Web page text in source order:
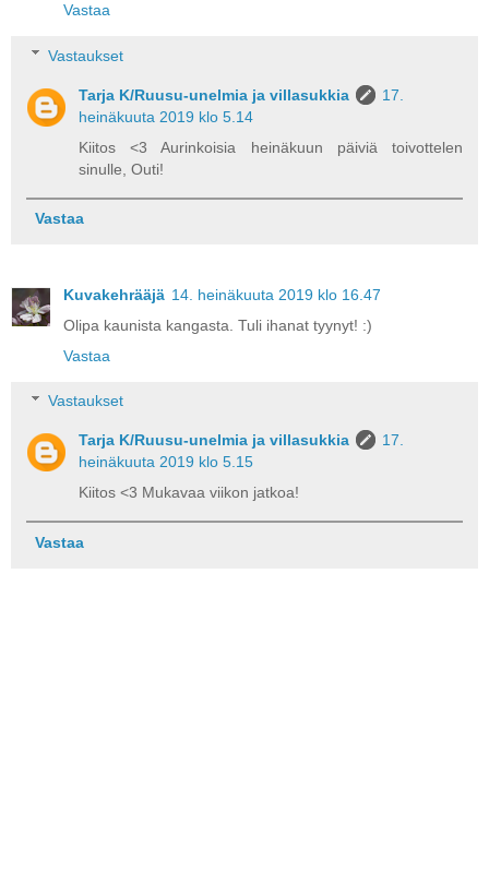
Vastaa
Vastaukset
Tarja K/Ruusu-unelmia ja villasukkia
17.
heinäkuuta 2019 klo 5.14
Kiitos <3 Aurinkoisia heinäkuun päiviä toivottelen
sinulle, Outi!
Vastaa
Kuvakehrääjä 14. heinäkuuta 2019 klo 16.47
Olipa kaunista kangasta. Tuli ihanat tyynyt! :)
Vastaa
Vastaukset
Tarja K/Ruusu-unelmia ja villasukkia
17.
heinäkuuta 2019 klo 5.15
Kiitos <3 Mukavaa viikon jatkoa!
Vastaa